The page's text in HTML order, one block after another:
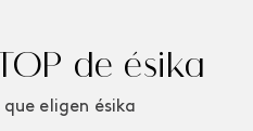
de ésika
eligen ésika